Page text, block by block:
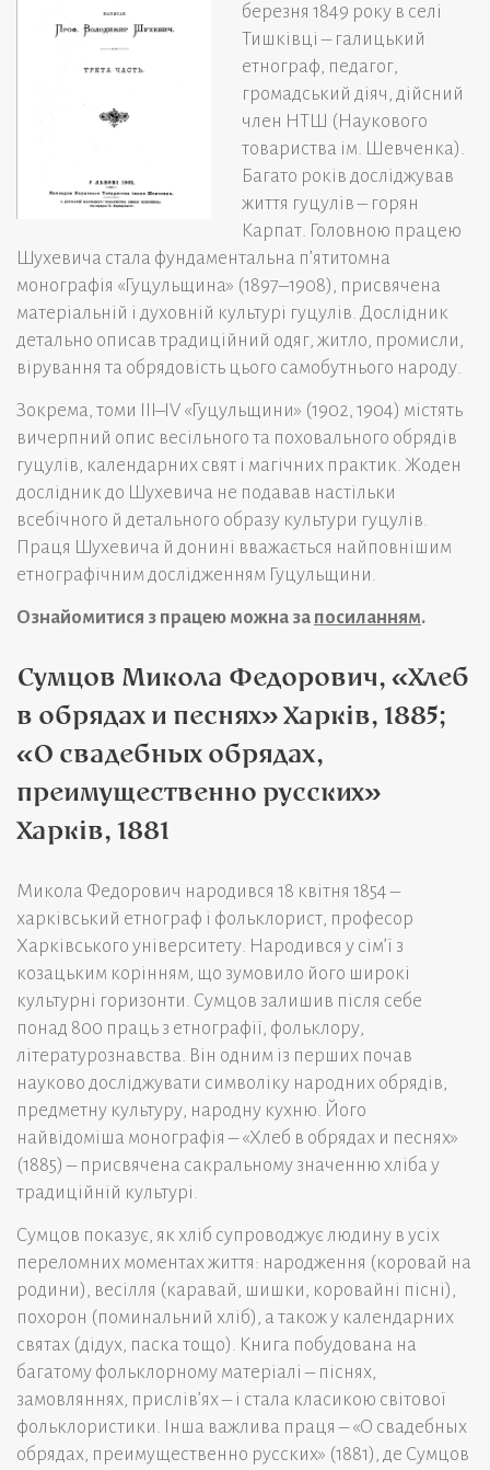
березня 1849 року в селі
Тишківці – галицький
етнограф, педагог,
громадський діяч, дійсний
член НТШ (Наукового
товариства ім. Шевченка).
Багато років досліджував
життя гуцулів – горян
Карпат. Головною працею
Шухевича стала фундаментальна п’ятитомна
монографія «Гуцульщина» (1897–1908), присвячена
матеріальній і духовній культурі гуцулів. Дослідник
детально описав традиційний одяг, житло, промисли,
вірування та обрядовість цього самобутнього народу.
Зокрема, томи III–IV «Гуцульщини» (1902, 1904) містять
вичерпний опис весільного та поховального обрядів
гуцулів, календарних свят і магічних практик. Жоден
дослідник до Шухевича не подавав настільки
всебічного й детального образу культури гуцулів.
Праця Шухевича й донині вважається найповнішим
етнографічним дослідженням Гуцульщини.
Ознайомитися з працею можна за посиланням.
Сумцов Микола Федорович, «Хлеб
в обрядах и песнях» Харків, 1885;
«О свадебных обрядах,
преимущественно русских»
Харків, 1881
Микола Федорович народився 18 квітня 1854 –
харківський етнограф і фольклорист, професор
Харківського університету. Народився у сім’ї з
козацьким корінням, що зумовило його широкі
культурні горизонти. Сумцов залишив після себе
понад 800 праць з етнографії, фольклору,
літературознавства. Він одним із перших почав
науково досліджувати символіку народних обрядів,
предметну культуру, народну кухню. Його
найвідоміша монографія – «Хлеб в обрядах и песнях»
(1885) – присвячена сакральному значенню хліба у
традиційній культурі.
Сумцов показує, як хліб супроводжує людину в усіх
переломних моментах життя: народження (коровай на
родини), весілля (каравай, шишки, коровайні пісні),
похорон (поминальний хліб), а також у календарних
святах (дідух, паска тощо). Книга побудована на
багатому фольклорному матеріалі – піснях,
замовляннях, прислів’ях – і стала класикою світової
фольклористики. Інша важлива праця – «О свадебных
обрядах, преимущественно русских» (1881), де Сумцов